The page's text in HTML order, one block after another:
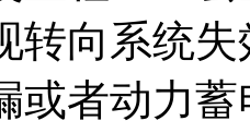
转向系统
或者动力